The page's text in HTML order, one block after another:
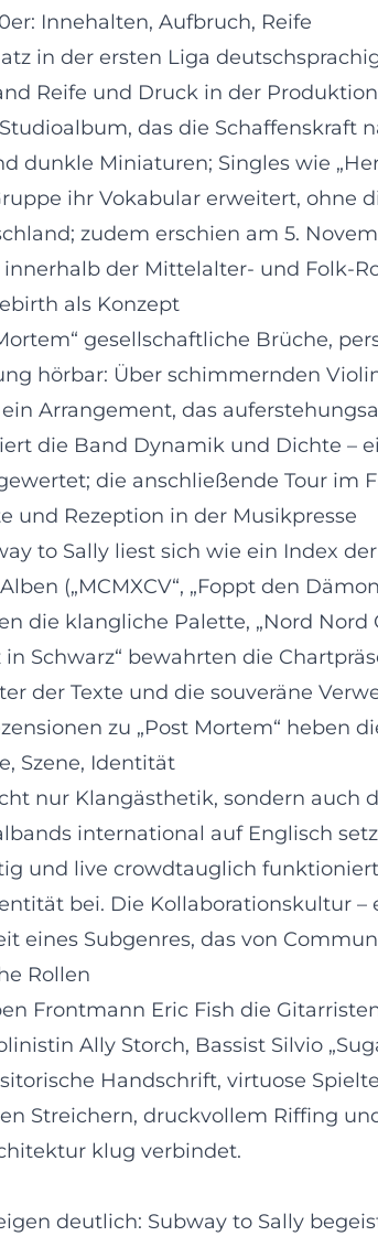
Innehalten, Aufbruch, Reife
in der ersten Liga
Reife und Druck in der
Studioalbum, das die
dunkle Miniaturen; Singles wie
ihr Vokabular erweitert, ohne
zudem erschien am 5.
der Mittelalter- und Folk-
als Konzept
gesellschaftliche Brüche,
hörbar: Über schimmernden
Arrangement, das
die Band Dynamik und Dichte –
die anschließende Tour im
und Rezeption in der Musikpresse
to Sally liest sich wie ein Index
(„MCMXCV“, „Foppt den
die klangliche Palette, „Nord
in Schwarz“ bewahrten die
der Texte und die souveräne
zu „Post Mortem“ heben
Szene, Identität
nur Klangästhetik, sondern
international auf Englisch
und live crowdtauglich
bei. Die Kollaborationskultur
eines Subgenres, das von
Rollen
Frontmann Eric Fish die
Ally Storch, Bassist Silvio
Handschrift, virtuose
Streichern, druckvollem Riffing
klug verbindet.
deutlich: Subway to Sally